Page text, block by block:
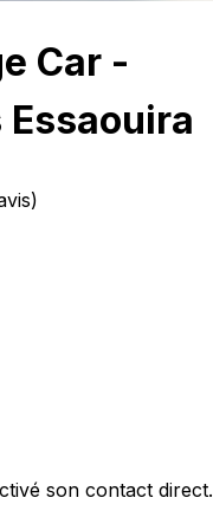
Car -
)
son contact direct.